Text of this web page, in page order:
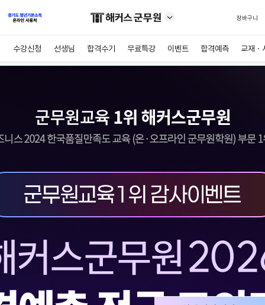
장바구니
수강신청 선생님 합격수기 무료특강 이벤트 합격예측 교재ㆍ